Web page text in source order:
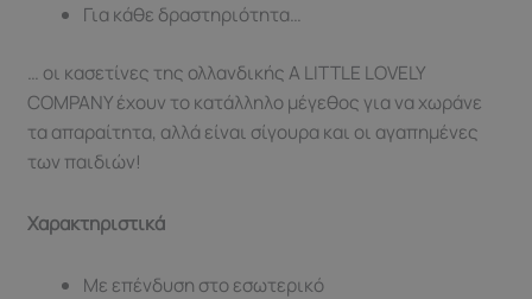
Για κάθε δραστηριότητα…
… οι κασετίνες της ολλανδικής A LITTLE LOVELY
COMPANY έχουν το κατάλληλο μέγεθος για να χωράνε
τα απαραίτητα, αλλά είναι σίγουρα και οι αγαπημένες
των παιδιών!
Χαρακτηριστικά
Με επένδυση στο εσωτερικό